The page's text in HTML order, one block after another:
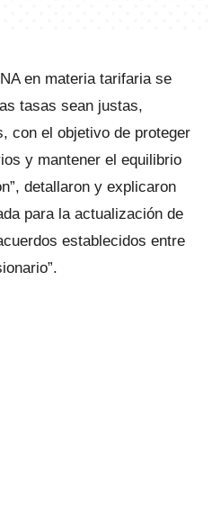
en materia tarifaria se
tasas sean justas,
con el objetivo de proteger
y mantener el equilibrio
detallaron y explicaron
para la actualización de
establecidos entre